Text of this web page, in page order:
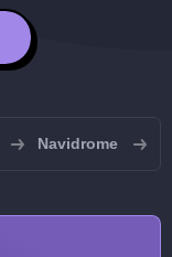
Navidrome